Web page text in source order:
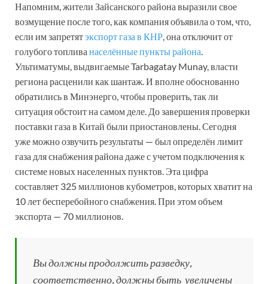
Напомним, жители Зайсанского района выразили свое
возмущение после того, как компания объявила о том, что,
если им запретятэкспорт газа в КНР, она отключит от
голубого топлива населённые пункты района.
Ультиматумы, выдвигаемые Tarbagatay Munay, власти
региона расценили как шантаж. И вполне обоснованно
обратились в Минэнерго, чтобы проверить, так ли
ситуация обстоит на самом деле. До завершения проверки
поставки газа в Китай были приостановлены. Сегодня
уже можно озвучить результаты — был определён лимит
газа для снабжения района даже с учетом подключения к
системе новых населенных пунктов. Эта цифра
составляет 325 миллионов кубометров, которых хватит на
10 лет бесперебойного снабжения. При этом объем
экспорта — 70 миллионов.
Вы должны продолжить разведку,
соответственно, должны быть увеличены